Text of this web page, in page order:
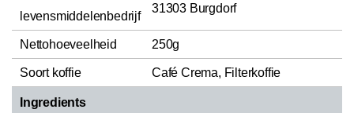
levensmiddelenbedrijf
31303 Burgdorf
Nettohoeveelheid 250g
Soort koffie Café Crema, Filterkoffie
Ingredients